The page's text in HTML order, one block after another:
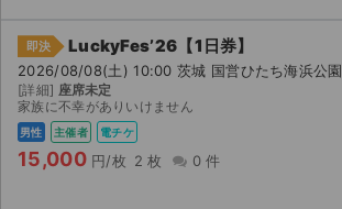
即決 LuckyFes’26【1日券】
2026/08/08(土) 10:00 茨城 国営ひたち海浜公園
[詳細] 座席未定
家族に不幸がありいけません
男性 主催者 電チケ
15,000 円/枚 2 枚 0 件